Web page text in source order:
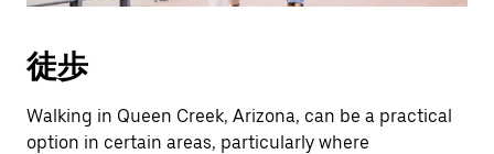
徒歩
Walking in Queen Creek, Arizona, can be a practical
option in certain areas, particularly where